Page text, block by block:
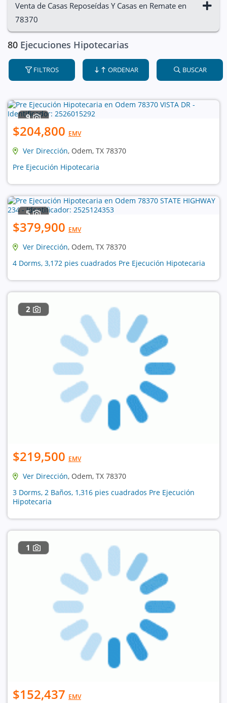
Venta de Casas Reposeídas Y Casas en Remate en
78370
80 Ejecuciones Hipotecarias
FILTROS ORDENAR BUSCAR
9
$204,800 EMV
Ver Dirección, Odem, TX 78370
Pre Ejecución Hipotecaria
5
$379,900 EMV
Ver Dirección, Odem, TX 78370
4 Dorms, 3,172 pies cuadrados Pre Ejecución Hipotecaria
2
$219,500 EMV
Ver Dirección, Odem, TX 78370
3 Dorms, 2 Baños, 1,316 pies cuadrados Pre Ejecución
Hipotecaria
1
$152,437 EMV